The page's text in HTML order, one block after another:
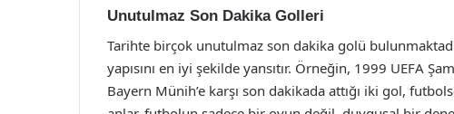
Unutulmaz Son Dakika Golleri
Tarihte birçok unutulmaz son dakika golü
yapısını en iyi şekilde yansıtır. Örneğin, 1999 UEFA
Bayern Münih’e karşı son dakikada attığı iki gol,